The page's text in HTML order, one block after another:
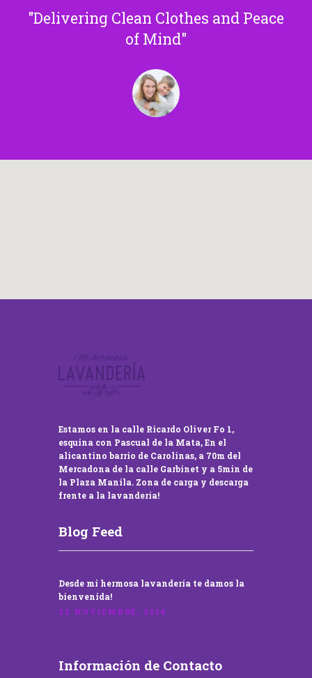
Delivering Clean Clothes and Peace
of Mind
Estamos en la calle Ricardo Oliver Fo 1,
esquina con Pascual de la Mata, En el
alicantino barrio de Carolinas, a 70m del
Mercadona de la calle Garbinet y a 5min de
la Plaza Manila. Zona de carga y descarga
frente a la lavandería!
Blog Feed
Desde mi hermosa lavandería te damos la
bienvenida!
22 NOVIEMBRE, 2016
Información de Contacto